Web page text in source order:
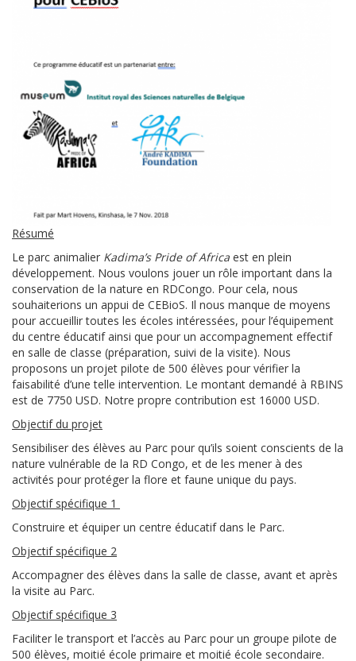
Résumé
Le parc animalier Kadima’s Pride of Africa est en plein
développement. Nous voulons jouer un rôle important dans la
conservation de la nature en RDCongo. Pour cela, nous
souhaiterions un appui de CEBioS. Il nous manque de moyens
pour accueillir toutes les écoles intéressées, pour l’équipement
du centre éducatif ainsi que pour un accompagnement effectif
en salle de classe (préparation, suivi de la visite). Nous
proposons un projet pilote de 500 élèves pour vérifier la
faisabilité d’une telle intervention. Le montant demandé à RBINS
est de 7750 USD. Notre propre contribution est 16000 USD.
Objectif du projet
Sensibiliser des élèves au Parc pour qu’ils soient conscients de la
nature vulnérable de la RD Congo, et de les mener à des
activités pour protéger la flore et faune unique du pays.
Objectif spécifique 1
Construire et équiper un centre éducatif dans le Parc.
Objectif spécifique 2
Accompagner des élèves dans la salle de classe, avant et après
la visite au Parc.
Objectif spécifique 3
Faciliter le transport et l’accès au Parc pour un groupe pilote de
500 élèves, moitié école primaire et moitié école secondaire.